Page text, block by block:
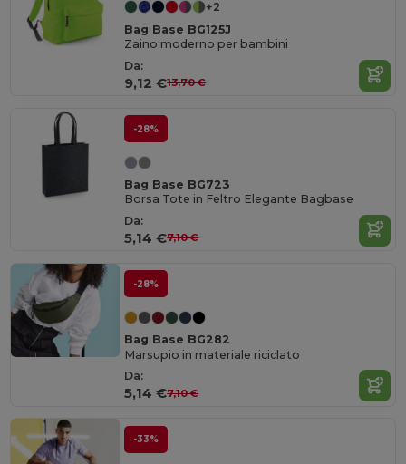
+2
Bag Base BG125J
Zaino moderno per bambini
Da:
9,12 €13,70 €
-28%
Bag Base BG723
Borsa Tote in Feltro Elegante Bagbase
Da:
5,14 €7,10 €
-28%
Bag Base BG282
Marsupio in materiale riciclato
Da:
5,14 €7,10 €
-33%